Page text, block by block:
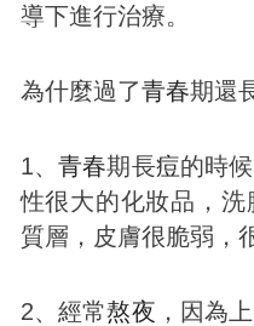
導下進行治療。
為什麼過了青春期還
1、 青春期長痘的時
性很大的化妝品，
質層，皮膚很脆弱，
2、經常熬夜 ，因為